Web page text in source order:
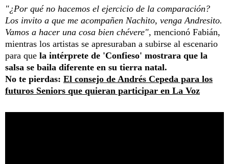
"¿Por qué no hacemos el ejercicio de la comparación?
Los invito a que me acompañen Nachito, venga Andresito.
Vamos a hacer una cosa bien chévere", mencionó Fabián,
mientras los artistas se apresuraban a subirse al escenario
para que la intérprete de 'Confieso' mostrara que la
salsa se baila diferente en su tierra natal.
No te pierdas: El consejo de Andrés Cepeda para los
futuros Seniors que quieran participar en La Voz